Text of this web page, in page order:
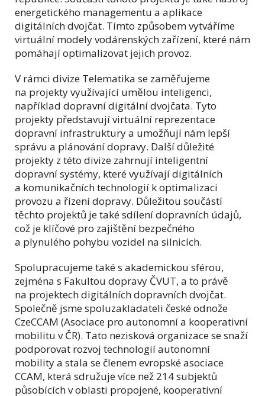
energetického managementu a aplikace
digitálních dvojčat. Tímto způsobem vytváříme
virtuální modely vodárenských zařízení, které nám
pomáhají optimalizovat jejich provoz.
V rámci divize Telematika se zaměřujeme
na projekty využívající umělou inteligenci,
například dopravní digitální dvojčata. Tyto
projekty představují virtuální reprezentace
dopravní infrastruktury a umožňují nám lepší
správu a plánování dopravy. Další důležité
projekty z této divize zahrnují inteligentní
dopravní systémy, které využívají digitálních
a komunikačních technologií k optimalizaci
provozu a řízení dopravy. Důležitou součástí
těchto projektů je také sdílení dopravních údajů,
což je klíčové pro zajištění bezpečného
a plynulého pohybu vozidel na silnicích.
Spolupracujeme také s akademickou sférou,
zejména s Fakultou dopravy ČVUT, a to právě
na projektech digitálních dopravních dvojčat.
Společně jsme spoluzakladateli české odnože
CzeCCAM (Asociace pro autonomní a kooperativní
mobilitu v ČR). Tato nezisková organizace se snaží
podporovat rozvoj technologií autonomní
mobility a stala se členem evropské asociace
CCAM, která sdružuje více než 214 subjektů
působících v oblasti propojené, kooperativní